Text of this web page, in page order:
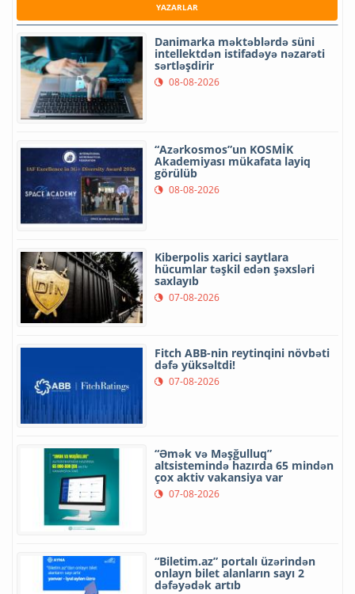
YAZARLAR
Danimarka məktəblərdə süni
intellektdən istifadəyə nəzarəti
sərtləşdirir
08-08-2026
“Azərkosmos”un KOSMİK
Akademiyası mükafata layiq
görülüb
08-08-2026
Kiberpolis xarici saytlara
hücumlar təşkil edən şəxsləri
saxlayıb
07-08-2026
Fitch ABB-nin reytinqini növbəti
dəfə yüksəltdi!
07-08-2026
“Əmək və Məşğulluq”
altsistemində hazırda 65 mindən
çox aktiv vakansiya var
07-08-2026
“Biletim.az” portalı üzərindən
onlayn bilet alanların sayı 2
dəfəyədək artıb